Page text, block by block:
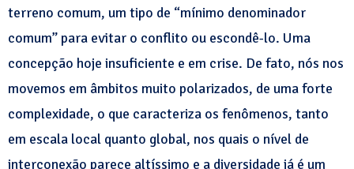
terreno comum, um tipo de “mínimo denominador
comum” para evitar o conflito ou escondê-lo. Uma
concepção hoje insuficiente e em crise. De fato, nós nos
movemos em âmbitos muito polarizados, de uma forte
complexidade, o que caracteriza os fenômenos, tanto
em escala local quanto global, nos quais o nível de
interconexão parece altíssimo e a diversidade já é um